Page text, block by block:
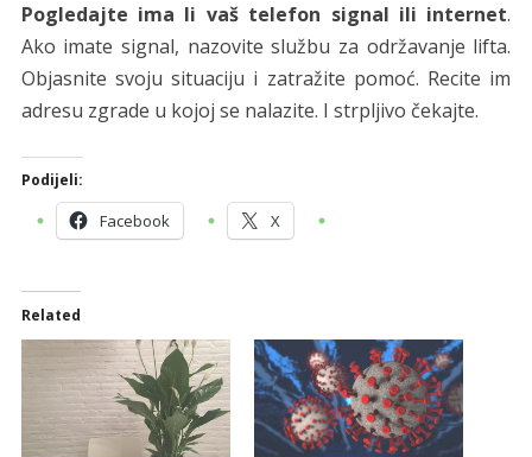
Pogledajte ima li vaš telefon signal ili internet.
Ako imate signal, nazovite službu za održavanje lifta.
Objasnite svoju situaciju i zatražite pomoć. Recite im
adresu zgrade u kojoj se nalazite. I strpljivo čekajte.
Podijeli:
Facebook X
Related